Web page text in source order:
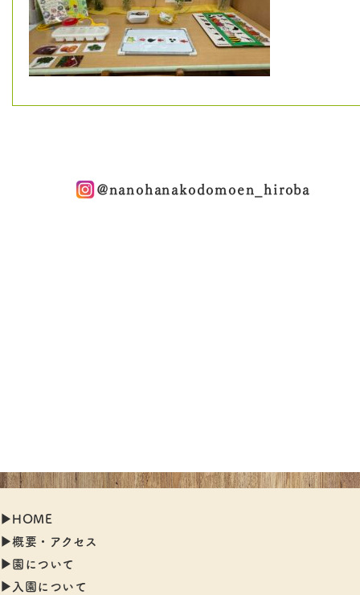
@nanohanakodomoen_hiroba
▶︎HOME
▶︎概要・アクセス
▶︎園について
▶︎入園について